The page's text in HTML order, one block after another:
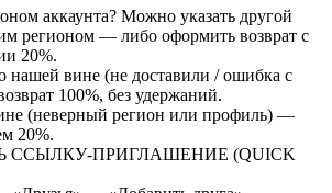
аккаунта? Можно указать другой
регионом — либо оформить возврат с
20%.
вине (не доставили / ошибка с
100%, без удержаний.
(неверный регион или профиль) —
20%.
ССЫЛКУ-ПРИГЛАШЕНИЕ (QUICK